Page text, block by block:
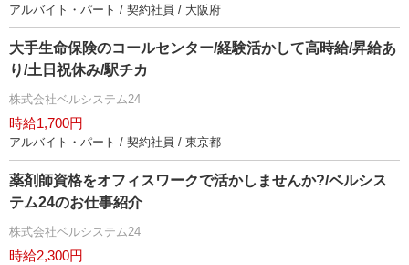
アルバイト・パート / 契約社員 / 大阪府
大手生命保険のコールセンター/経験活かして高時給/昇給あ
り/土日祝休み/駅チカ
株式会社ベルシステム24
時給1,700円
アルバイト・パート / 契約社員 / 東京都
薬剤師資格をオフィスワークで活かしませんか?/ベルシス
テム24のお仕事紹介
株式会社ベルシステム24
時給2,300円